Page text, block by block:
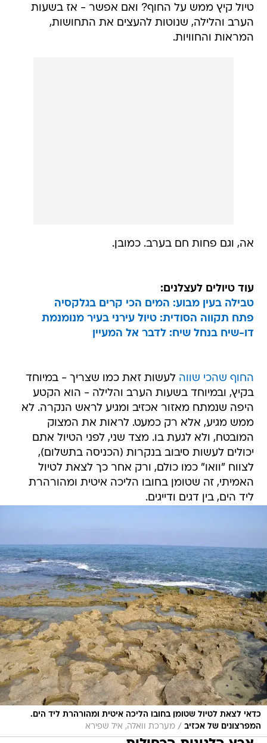
טיול קיץ ממש על החוף? ואם אפשר - אז בשעות
הערב והלילה, שנוטות להעצים את התחושות,
המראות והחוויות.
אה, וגם פחות חם בערב. כמובן.
עוד טיולים לעצלנים:
טבילה בעין מבוע: המים הכי קרים בגלקסיה
פתח תקווה הסודית: טיול עירני בעיר מנומנמת
דו-שיח בנחל שיח: לדבר אל המעיין
החוף שהכי שווה לעשות זאת כמו שצריך - במיוחד
בקיץ, ובמיוחד בשעות הערב והלילה - הוא הקטע
היפה שנמתח מאזור אכזיב ומגיע לראש הנקרה. לא
ממש מגיע, אלא רק כמעט. לראות את המצוק
המובטח, ולא לגעת בו. מצד שני, לפני הטיול אתם
יכולים לעשות סיבוב בנקרות (הכניסה בתשלום),
לצווח "וואו" כמו כולם, ורק אחר כך לצאת לטיול
האמיתי, זה שטומן בחובו הליכה איטית ומהורהרת
ליד הים, בין דגים ודייגים.
כדאי לצאת לטיול שטומן בחובו הליכה איטית ומהורהרת ליד הים.
המפרצונים של אכזיב / מערכת וואלה, איל שפירא